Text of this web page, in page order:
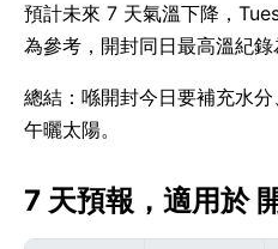
預計未來 7 天氣溫下降，
為參考，開封同日最高溫紀錄
總結：喺開封今日要補充水
午曬太陽。
7 天預報，適用於